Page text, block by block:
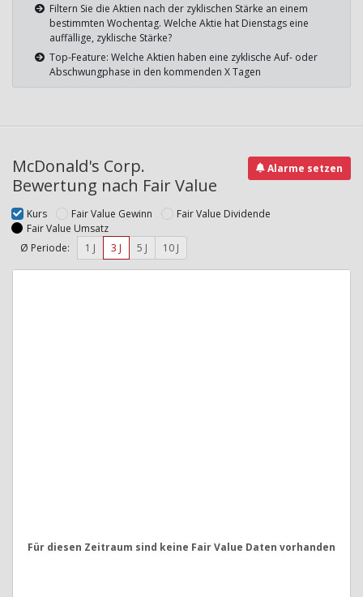
Filtern Sie die Aktien nach der zyklischen Stärke an einem
bestimmten Wochentag. Welche Aktie hat Dienstags eine
auffällige, zyklische Stärke?
Top-Feature: Welche Aktien haben eine zyklische Auf- oder
Abschwungphase in den kommenden X Tagen
McDonald's Corp.
Bewertung nach Fair Value
Alarme setzen
Kurs Fair Value Gewinn
Fair Value Dividende
Fair Value Umsatz
Ø Periode:
1 J 3 J 5 J 10 J
Für diesen Zeitraum sind keine Fair Value Daten vorhanden